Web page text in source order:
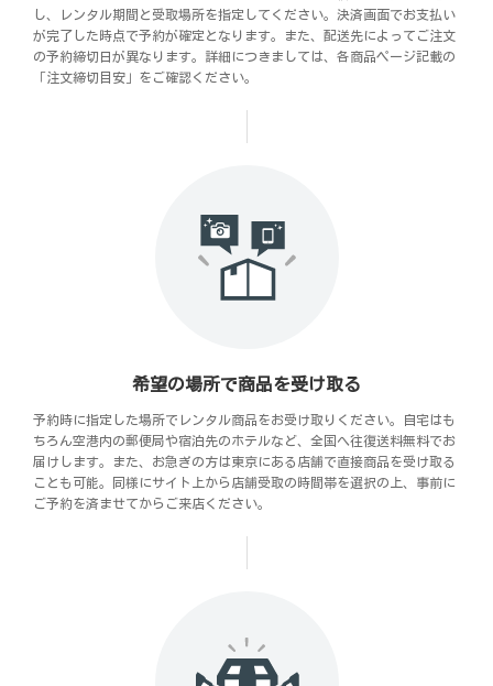
し、レンタル期間と受取場所を指定してください。決済画面でお支払い
が完了した時点で予約が確定となります。また、配送先によってご注文
の予約締切日が異なります。詳細につきましては、各商品ページ記載の
「注文締切目安」をご確認ください。
希望の場所で商品を受け取る
予約時に指定した場所でレンタル商品をお受け取りください。自宅はも
ちろん空港内の郵便局や宿泊先のホテルなど、全国へ往復送料無料でお
届けします。また、お急ぎの方は東京にある店舗で直接商品を受け取る
ことも可能。同様にサイト上から店舗受取の時間帯を選択の上、事前に
ご予約を済ませてからご来店ください。